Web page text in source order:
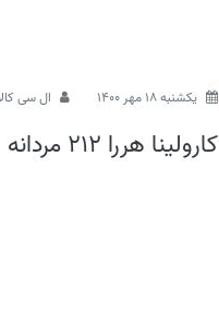
يكشنبه 18 مهر 1400 ال سی
کارولینا هررا 212 مردانه